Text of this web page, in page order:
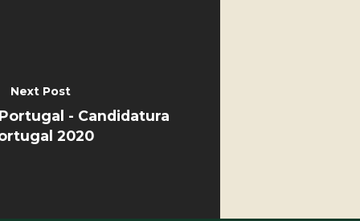
Next Post
- Candidatura
2020